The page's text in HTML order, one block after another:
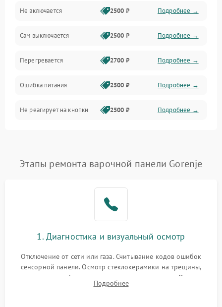
Не включается 2500 ₽ Подробнее →
Сам выключается 2500 ₽ Подробнее →
Перегревается 2700 ₽ Подробнее →
Ошибка питания 2500 ₽ Подробнее →
Не реагирует на кнопки 2500 ₽ Подробнее →
Этапы ремонта варочной панели Gorenje
1. Диагностика и визуальный осмотр
Отключение от сети или газа. Считывание кодов ошибок
сенсорной панели. Осмотр стеклокерамики на трещины,
проверка конфорок на равномерность нагрева. Опрос
клиента о симптомах (не включается, не видит посуду,
Подробнее